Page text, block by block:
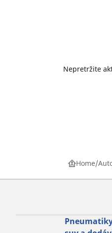
Nepretržite
Home